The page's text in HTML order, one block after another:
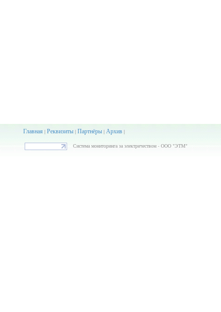
Главная| Реквизиты| Партнёры| Архив|
Система мониторинга за электричеством - ООО "ЭТМ"